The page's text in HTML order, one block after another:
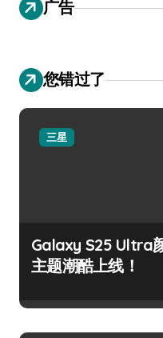
广告
您错过了
三星
Galaxy S25 Ultra
主题潮酷上线！